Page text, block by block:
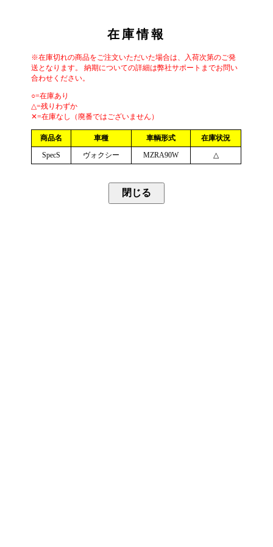
在庫情報
※在庫切れの商品をご注文いただいた場合は、入荷次第のご発
送となります。 納期についての詳細は弊社サポートまでお問い
合わせください。
○=在庫あり
△=残りわずか
✕=在庫なし（廃番ではございません）
商品名 車種 車輌形式
在庫状況
SpecS
ヴォクシー MZRA90W △